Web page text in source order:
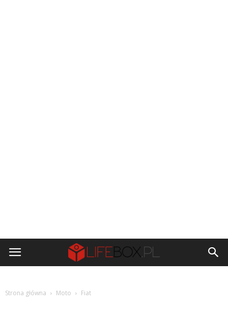
Strona główna Moto Fiat